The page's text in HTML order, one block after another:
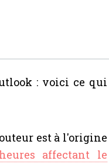
est à l'origine
affectant le